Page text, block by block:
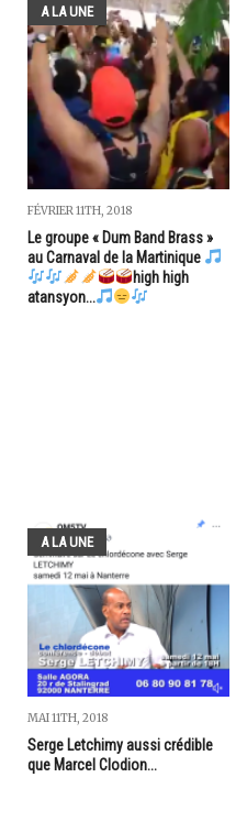
A LA UNE
FÉVRIER 11TH, 2018
Le groupe « Dum Band Brass »
au Carnaval de la Martinique
high high
atansyon...
A LA UNE
MAI 11TH, 2018
Serge Letchimy aussi crédible
que Marcel Clodion...